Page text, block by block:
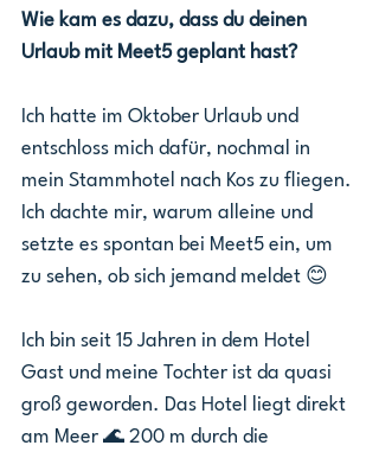
Wie kam es dazu, dass du deinen
Urlaub mit Meet5 geplant hast?
Ich hatte im Oktober Urlaub und
entschloss mich dafür, nochmal in
mein Stammhotel nach Kos zu fliegen.
Ich dachte mir, warum alleine und
setzte es spontan bei Meet5 ein, um
zu sehen, ob sich jemand meldet 😊
Ich bin seit 15 Jahren in dem Hotel
Gast und meine Tochter ist da quasi
groß geworden. Das Hotel liegt direkt
am Meer 🌊 200 m durch die